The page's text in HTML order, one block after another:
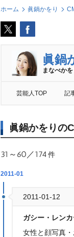
ホーム 眞鍋かをり
眞鍋
まなべかを
芸能人TOP 記
眞鍋かをりの
31～60／174件
2011-01
2011-01-12
ガシー・レン
女性と顔写真